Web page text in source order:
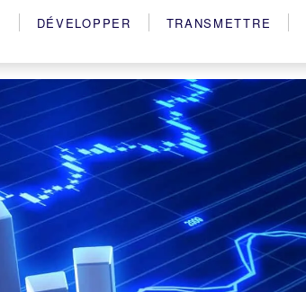
DÉVELOPPER TRANSMETTRE